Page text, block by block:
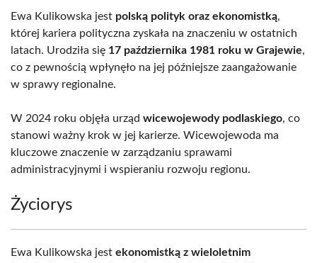
Ewa Kulikowska jest polską polityk oraz ekonomistką,
której kariera polityczna zyskała na znaczeniu w ostatnich
latach. Urodziła się 17 października 1981 roku w Grajewie,
co z pewnością wpłynęło na jej późniejsze zaangażowanie
w sprawy regionalne.
W 2024 roku objęła urząd wicewojewody podlaskiego, co
stanowi ważny krok w jej karierze. Wicewojewoda ma
kluczowe znaczenie w zarządzaniu sprawami
administracyjnymi i wspieraniu rozwoju regionu.
Życiorys
Ewa Kulikowska jest ekonomistką z wieloletnim